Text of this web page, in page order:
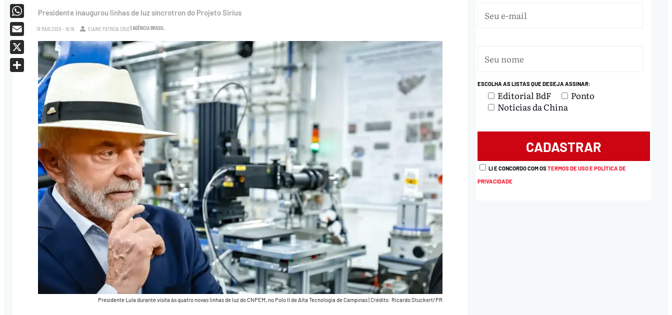
Presidente inaugurou linhas de luz síncrotron do Projeto Sirius
18.MAIO.2026 - 16:16 ELAINE PATRICIA CRUZ| AGÊNCIA BRASIL
Presidente Lula durante visita às quatro novas linhas de luz do CNPEM, no Polo II de Alta Tecnologia de Campinas Crédito: Ricardo Stuckert/PR
Facebook
WhatsApp
Email
X
ESCOLHA AS LISTAS QUE DESEJA ASSINAR:
Editorial BdF
Ponto
Notícias da China
LI E CONCORDO COM OSTERMOS DE USO E POLÍTICA DE
PRIVACIDADE